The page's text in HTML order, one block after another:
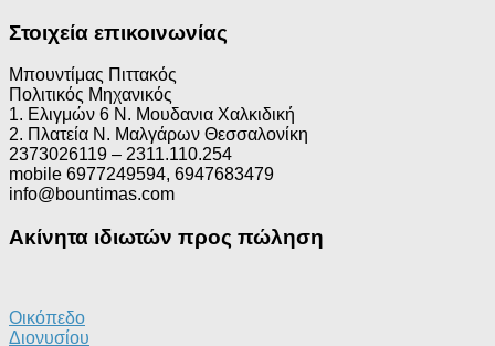
Στοιχεία επικοινωνίας
Μπουντίμας Πιττακός
Πολιτικός Μηχανικός
1. Ελιγμών 6 Ν. Μουδανια Χαλκιδική
2. Πλατεία Ν. Μαλγάρων Θεσσαλονίκη
2373026119 – 2311.110.254
mobile 6977249594, 6947683479
info@bountimas.com
Ακίνητα ιδιωτών προς πώληση
Οικόπεδο
Διονυσίου